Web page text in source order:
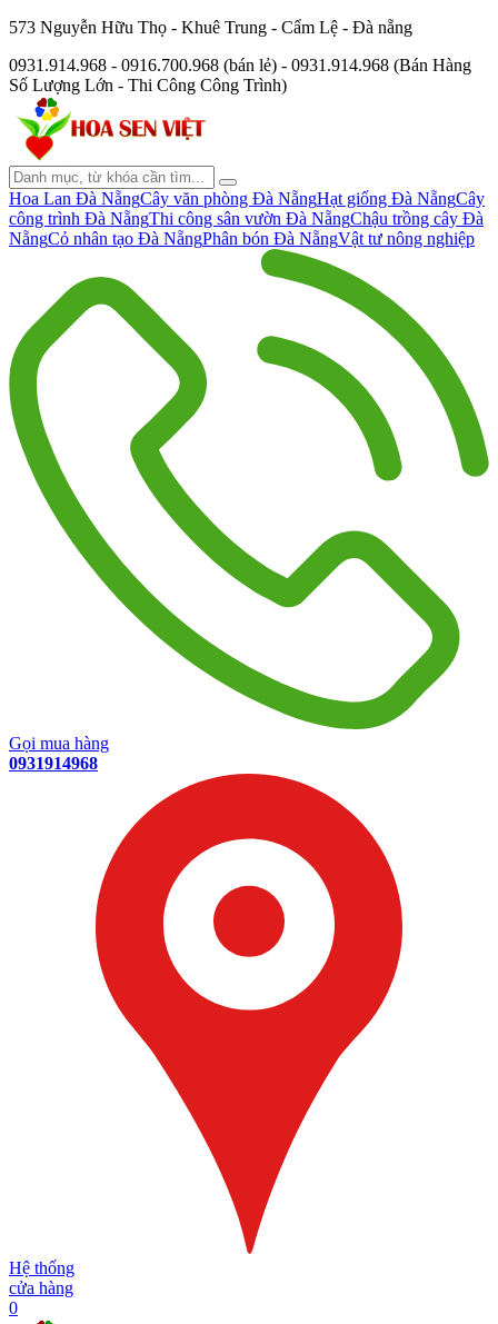
573 Nguyễn Hữu Thọ - Khuê Trung - Cẩm Lệ - Đà nẵng
0931.914.968 - 0916.700.968 (bán lẻ) - 0931.914.968 (Bán Hàng
Số Lượng Lớn - Thi Công Công Trình)
Hoa Lan Đà NẵngCây văn phòng Đà NẵngHạt giống Đà NẵngCây
công trình Đà NẵngThi công sân vườn Đà NẵngChậu trồng cây Đà
NẵngCỏ nhân tạo Đà NẵngPhân bón Đà NẵngVật tư nông nghiệp
Gọi mua hàng
0931914968
Hệ thống
cửa hàng
0